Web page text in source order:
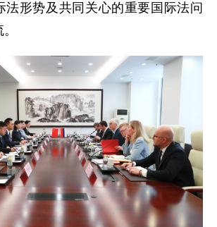
法形势及共同关心的重要国际法问